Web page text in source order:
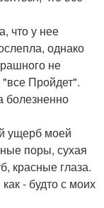
что у нее
однако
не
"все Пройдет".
болезненно
ущерб моей
поры, сухая
красные глаза.
- будто с моих